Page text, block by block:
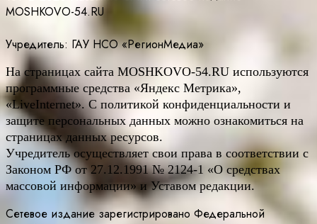
MOSHKOVO-54.RU
Учредитель: ГАУ НСО «РегионМедиа»
На страницах сайта MOSHKOVO-54.RU используются
программные средства «Яндекс Метрика»,
«LiveInternet». С политикой конфиденциальности и
защите персональных данных можно ознакомиться на
страницах данных ресурсов.
Учредитель осуществляет свои права в соответствии с
Законом РФ от 27.12.1991 № 2124-1 «О средствах
массовой информации» и Уставом редакции.
Сетевое издание зарегистрировано Федеральной